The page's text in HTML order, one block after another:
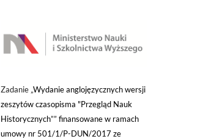
Zadanie „Wydanie anglojęzycznych wersji
zeszytów czasopisma "Przegląd Nauk
Historycznych”” finansowane w ramach
umowy nr 501/1/P-DUN/2017 ze